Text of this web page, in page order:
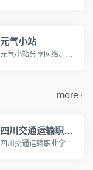
元气小站
元气小站分享网络、摄影写真图片、萌妹cosplay图片、AI原创漫画作品展示、文章故事等。
more+
四川交通运输职业学校
四川交通运输职业学校是经四川省教育厅批准的国家公办普通全日制中等职业学校，始建于1958年，隶属于四川省交通运输厅。学校是国家中等职业教育改革发展示范校、交通运输部规范化学校、中国交通职业教育委员会副理事长单位、交通行业指导委员会汽车专委会副主任单位、成都市汽车职教集团和物流职教集团副理事长单位。www.028cdzsw.cn